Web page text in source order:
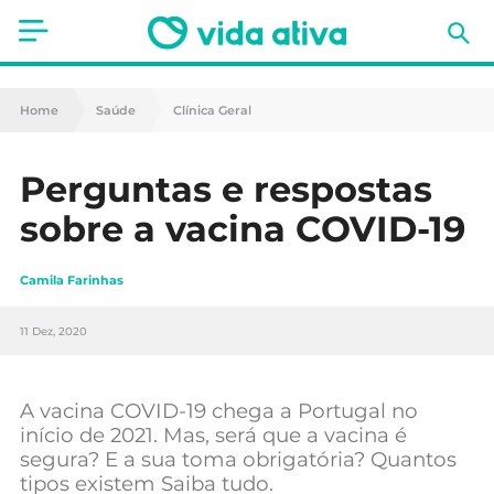
Saúde
Nutrição
Animais de Estimação
Home Saúde Clínica Geral
Perguntas e respostas
sobre a vacina COVID-19
Camila Farinhas
11 Dez, 2020
A vacina COVID-19 chega a Portugal no
início de 2021. Mas, será que a vacina é
segura? E a sua toma obrigatória? Quantos
tipos existem Saiba tudo.